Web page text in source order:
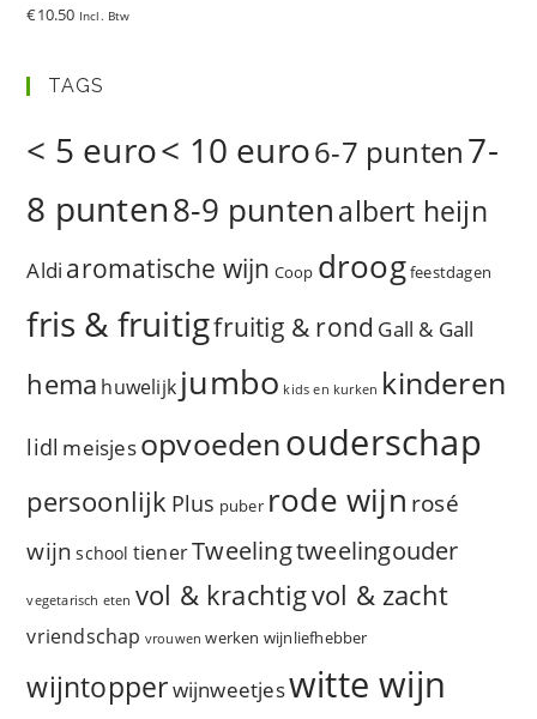
€10.50 Incl. Btw
TAGS
< 5 euro< 10 euro6-7 punten7-
8 punten8-9 puntenalbert heijn
Aldi aromatische wijn Coop droogfeestdagen
fris & fruitigfruitig & rond Gall & Gall
hema huwelijk jumbo kids en kurken kinderen
lidl meisjesopvoedenouderschap
persoonlijk Plus puber rode wijn rosé
wijn school tienerTweelingtweelingouder
vegetarisch eten vol & krachtigvol & zacht
vriendschap vrouwen werken wijnliefhebber
wijntopperwijnweetjeswitte wijn